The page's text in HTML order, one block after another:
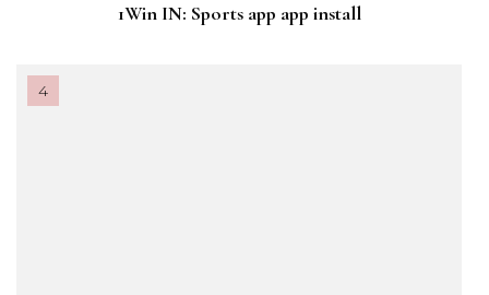
1Win IN: Sports app app install